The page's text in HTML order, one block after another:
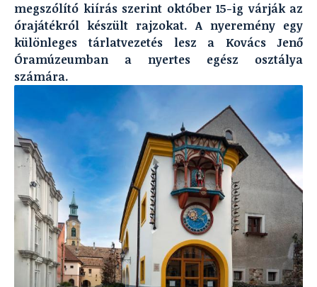
megszólító kiírás szerint október 15-ig várják az
órajátékról készült rajzokat. A nyeremény egy
különleges tárlatvezetés lesz a Kovács Jenő
Óramúzeumban a nyertes egész osztálya
számára.